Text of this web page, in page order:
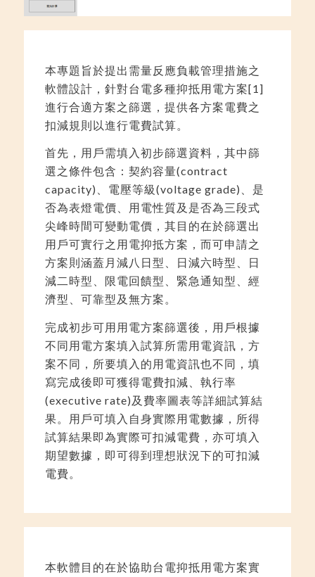
本專題旨於提出需量反應負載管理措施之
軟體設計，針對台電多種抑抵用電方案[1]
進行合適方案之篩選，提供各方案電費之
扣減規則以進行電費試算。
首先，用戶需填入初步篩選資料，其中篩
選之條件包含：契約容量(contract
capacity)、電壓等級(voltage grade)、是
否為表燈電價、用電性質及是否為三段式
尖峰時間可變動電價，其目的在於篩選出
用戶可實行之用電抑抵方案，而可申請之
方案則涵蓋月減八日型、日減六時型、日
減二時型、限電回饋型、緊急通知型、經
濟型、可靠型及無方案。
完成初步可用用電方案篩選後，用戶根據
不同用電方案填入試算所需用電資訊，方
案不同，所要填入的用電資訊也不同，填
寫完成後即可獲得電費扣減、執行率
(executive rate)及費率圖表等詳細試算結
果。用戶可填入自身實際用電數據，所得
試算結果即為實際可扣減電費，亦可填入
期望數據，即可得到理想狀況下的可扣減
電費。
本軟體目的在於協助台電抑抵用電方案實